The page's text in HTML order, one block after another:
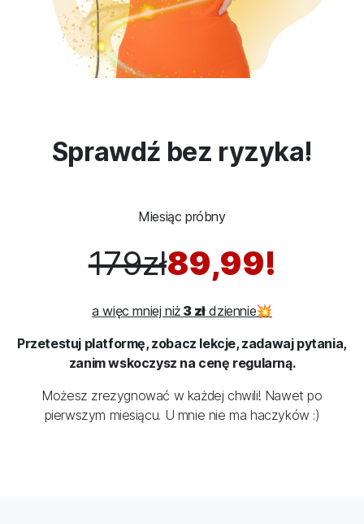
Sprawdź bez ryzyka!
Miesiąc próbny
179zł89,99!
a więc mniej niż 3 złdziennie💥
Przetestuj platformę, zobacz lekcje, zadawaj pytania,
zanim wskoczysz na cenę regularną.
Możesz zrezygnować w każdej chwili! Nawet po
pierwszym miesiącu. U mnie nie ma haczyków :)